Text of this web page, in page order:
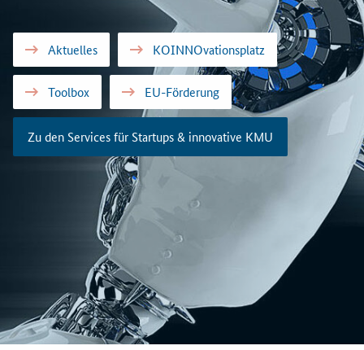
Aktuelles KOINNOvationsplatz
Toolbox EU-Förderung
Zu den Services für Startups & innovative KMU